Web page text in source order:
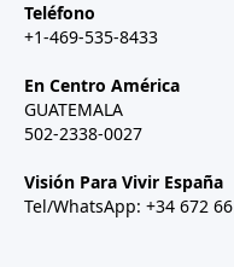
Teléfono
+1-469-535-8433
En Centro América
GUATEMALA
502-2338-0027
Visión Para Vivir España
Tel/WhatsApp: +34 672